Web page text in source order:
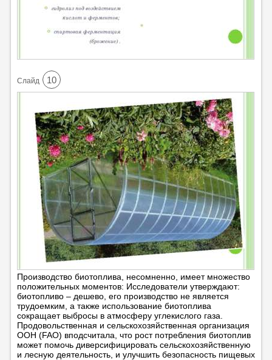
Cлайд 10
Производство биотоплива, несомненно, имеет множество
положительных моментов: Исследователи утверждают:
биотопливо – дешево, его производство не является
трудоемким, а также использование биотоплива
сокращает выбросы в атмосферу углекислого газа.
Продовольственная и сельскохозяйственная организация
ООН (FAO) вподсчитала, что рост потребления биотоплив
может помочь диверсифицировать сельскохозяйственную
и лесную деятельность, и улучшить безопасность пищевых